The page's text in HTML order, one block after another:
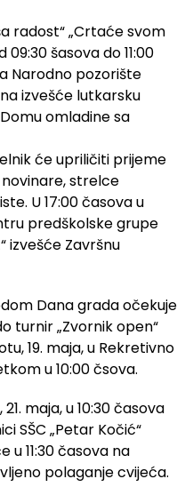
radost“ „Crtaće svom
šasova do 11:00
Narodno pozorište
izvešće lutkarsku
omladine sa
će upriličiti prijeme
novinare, strelce
U 17:00 časova u
predškolske grupe
izvešće Završnu
Dana grada očekuje
turnir „Zvornik open“
19. maja, u Rekretivno
u 10:00 čsova.
maja, u 10:30 časova
SŠC „Petar Kočić“
u 11:30 časova na
polaganje cvijeća.